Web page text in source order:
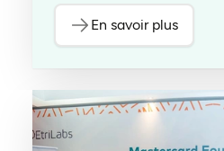
En savoir plus